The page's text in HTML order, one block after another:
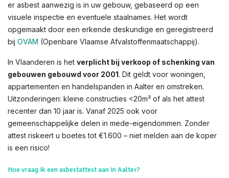
er asbest aanwezig is in uw gebouw, gebaseerd op een
visuele inspectie en eventuele staalnames. Het wordt
opgemaakt door een erkende deskundige en geregistreerd
bij OVAM (Openbare Vlaamse Afvalstoffenmaatschappij).
In Vlaanderen is het verplicht bij verkoop of schenking van
gebouwen gebouwd voor 2001. Dit geldt voor woningen,
appartementen en handelspanden in Aalter en omstreken.
Uitzonderingen: kleine constructies <20m² of als het attest
recenter dan 10 jaar is. Vanaf 2025 ook voor
gemeenschappelijke delen in mede-eigendommen. Zonder
attest riskeert u boetes tot €1.600 – niet melden aan de koper
is een risico!​
Hoe vraag ik een asbestattest aan in Aalter?